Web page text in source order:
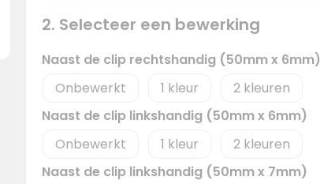
2. Selecteer een bewerking
Naast de clip rechtshandig (50mm x 6mm)
Onbewerkt
1
2
Naast de clip linkshandig (50mm x 6mm)
Onbewerkt
1
2
Naast de clip linkshandig (50mm x 7mm)